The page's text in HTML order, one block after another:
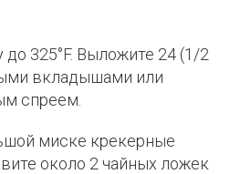
до 325°F. Выложите 24 (1/2
вкладышами или
спреем.
миске крекерные
около 2 чайных ложек